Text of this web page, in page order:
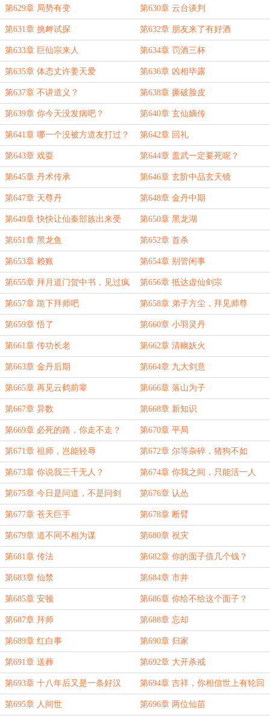
第629章 局势有变 第630章 云台谈判
第631章 挑衅试探 第632章 朋友来了有好酒
第633章 巨仙宗来人 第634章 罚酒三杯
第635章 体态丈许姜天爱 第636章 凶相毕露
第637章 不讲道义？ 第638章 撕破脸皮
第639章 你今天没发病吧？ 第640章 玄仙嫡传
第641章 哪一个没被方道友打过？ 第642章 回礼
第643章 戏耍 第644章 盖武一定要死呢？
第645章 丹术传承 第646章 玄阶中品玄天镜
第647章 天尊丹 第648章 金丹中期
第649章 快快让仙秦部族出来受
死！
第650章 黑龙湖
第651章 黑龙鱼 第652章 首杀
第653章 赖账 第654章 别管闲事
第655章 拜月道门贺中书，见过疯
王
第656章 抵达虚仙剑宗
第657章 跪下拜师吧 第658章 弟子方尘，拜见师尊
第659章 悟了 第660章 小羽灵丹
第661章 传功长老 第662章 清幽妖火
第663章 金丹后期 第664章 九大剑意
第665章 再见云鹤前辈 第666章 落山为子
第667章 异数 第668章 新知识
第669章 必死的路，你走不走？ 第670章 平局
第671章 祖师，岂能轻辱 第672章 尔等杂碎，猪狗不如
第673章 你说我三千无人？ 第674章 你我之间，只能活一人
第675章 今日是问道，不是问剑 第676章 认怂
第677章 苍天巨手 第678章 断臂
第679章 道不同不相为谋 第680章 祝灾
第681章 传法 第682章 你的面子值几个钱？
第683章 仙禁 第684章 市井
第685章 安顿 第686章 你给不给这个面子？
第687章 拜师 第688章 忘却
第689章 红白事 第690章 归家
第691章 送葬 第692章 大开杀戒
第693章 十八年后又是一条好汉 第694章 吉祥，你相信世上有轮回
吗
第695章 人间世 第696章 两位仙苗